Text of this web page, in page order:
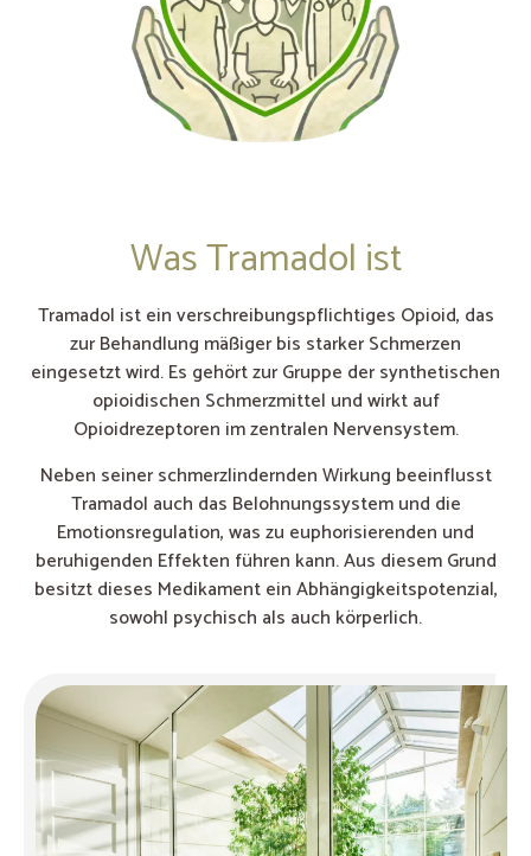
Was Tramadol ist
Tramadol ist ein verschreibungspflichtiges Opioid, das
zur Behandlung mäßiger bis starker Schmerzen
eingesetzt wird. Es gehört zur Gruppe der synthetischen
opioidischen Schmerzmittel und wirkt auf
Opioidrezeptoren im zentralen Nervensystem.
Neben seiner schmerzlindernden Wirkung beeinflusst
Tramadol auch das Belohnungssystem und die
Emotionsregulation, was zu euphorisierenden und
beruhigenden Effekten führen kann. Aus diesem Grund
besitzt dieses Medikament ein Abhängigkeitspotenzial,
sowohl psychisch als auch körperlich.